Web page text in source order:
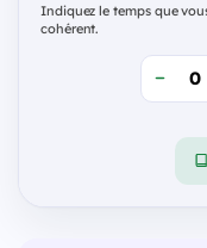
Indiquez le temps que
cohérent.